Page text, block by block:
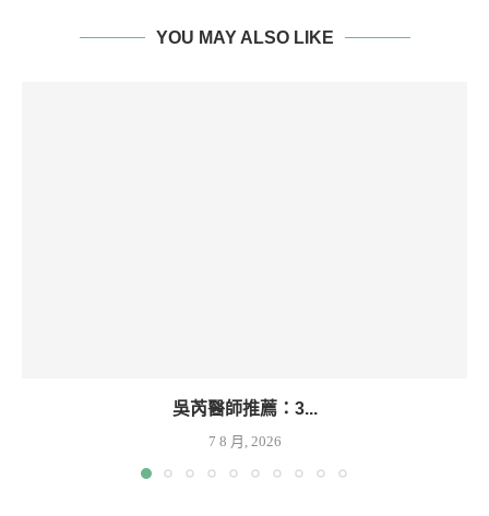
YOU MAY ALSO LIKE
吳芮醫師推薦：3...
7 8 月, 2026